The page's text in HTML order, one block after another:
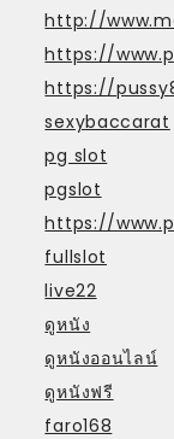
http://
https://
https://
sexybaccarat
pg slot
pgslot
https://
fullslot
live22
ดูหนัง
ดูหนังออนไลน์
ดูหนังฟรี
faro168